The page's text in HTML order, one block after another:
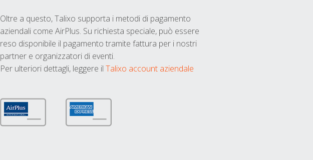
Oltre a questo, Talixo supporta i metodi di pagamento
aziendali come AirPlus. Su richiesta speciale, può essere
reso disponibile il pagamento tramite fattura per i nostri
partner e organizzatori di eventi.
Per ulteriori dettagli, leggere il Talixo account aziendale